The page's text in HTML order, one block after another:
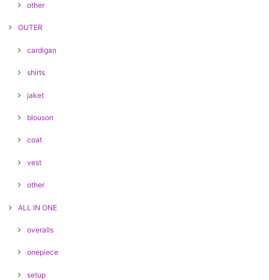
other
OUTER
cardigan
shirts
jaket
blouson
coat
vest
other
ALL IN ONE
overalls
onepiece
setup